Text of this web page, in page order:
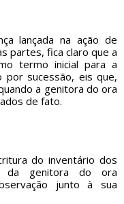
lançada na ação de
partes, fica claro que a
termo inicial para a
por sucessão, eis que,
a genitora do ora
de fato.
do inventário dos
da genitora do ora
junto à sua